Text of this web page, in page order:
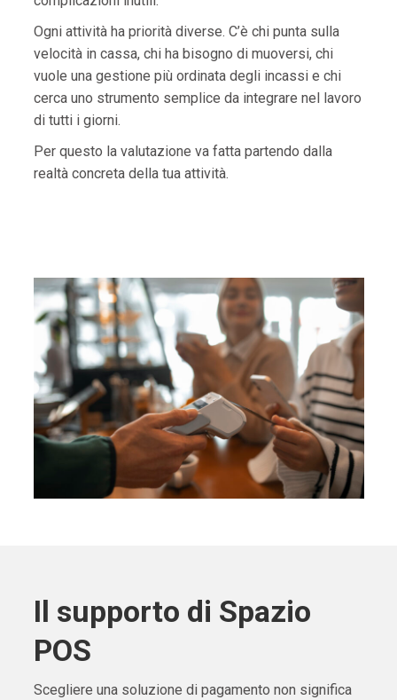
Ogni attività ha priorità diverse. C’è chi punta sulla
velocità in cassa, chi ha bisogno di muoversi, chi
vuole una gestione più ordinata degli incassi e chi
cerca uno strumento semplice da integrare nel lavoro
di tutti i giorni.
Per questo la valutazione va fatta partendo dalla
realtà concreta della tua attività.
Il supporto di Spazio
POS
Scegliere una soluzione di pagamento non significa